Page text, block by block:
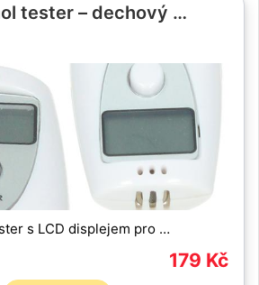
tester – dechový …
s LCD displejem pro …
179 Kč